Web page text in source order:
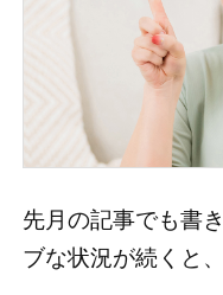
先月の記事でも書
ブな状況が続くと、